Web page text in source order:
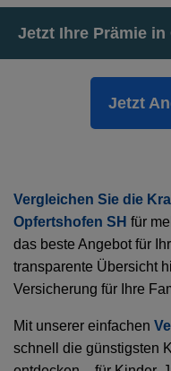
Jetzt Ihre Prämie
Jetzt
Vergleichen Sie die
Opfertshofen SH für
das beste Angebot für
transparente Übersicht
Versicherung für Ihre
Mit unserer einfachen
schnell die günstigsten